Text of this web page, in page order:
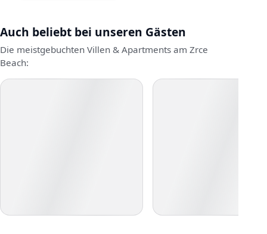
Auch beliebt bei unseren Gästen
Die meistgebuchten Villen & Apartments am Zrce
Beach: